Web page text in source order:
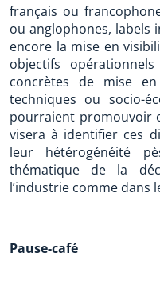
français ou
ou anglophones, labels
encore la mise en
objectifs
concrètes de mise
techniques ou socio-
pourraient promouvoir
visera à identifier ces
leur hétérogénéité
thématique de la
l’industrie comme dans
Pause-café